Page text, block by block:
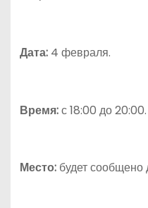
Дата:4 февраля.
Время:с 18:00 до 20:00.
Место:будет сообщено